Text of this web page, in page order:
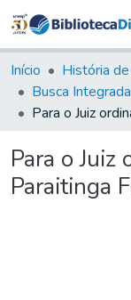
Início História
Busca Integrada
Para o Juiz
Paraitinga